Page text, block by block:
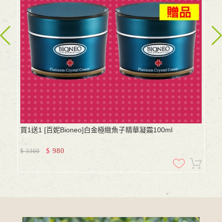
買1送1 [百妮Bioneo]白金極緻魚子精華凝霜100ml
$3360 $ 980